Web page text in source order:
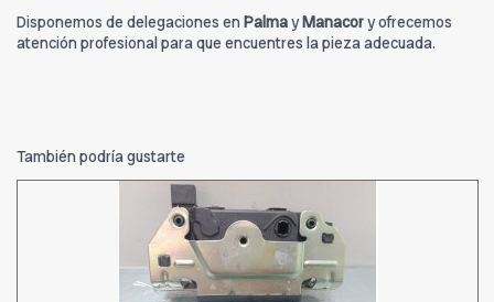
Disponemos de delegaciones en PalmayManacory ofrecemos
atención profesional para que encuentres la pieza adecuada.
También podría gustarte